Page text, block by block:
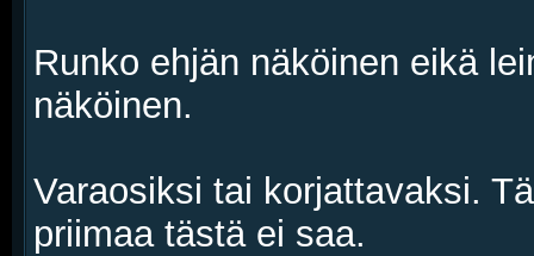
Runko ehjän näköinen eikä
näköinen.
Varaosiksi tai korjattavaksi.
priimaa tästä ei saa.